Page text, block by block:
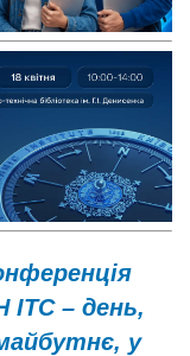
ІТС – день,
у